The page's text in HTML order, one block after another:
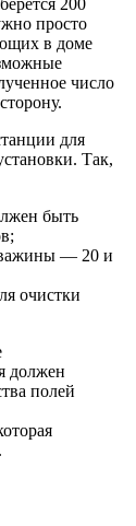
200
просто
в доме
число
для
Так,
быть
— 20 и
очистки
должен
полей